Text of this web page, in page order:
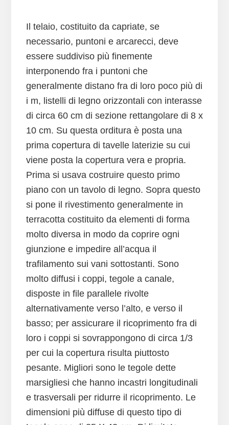
Il telaio, costituito da capriate, se
necessario, puntoni e arcarecci, deve
essere suddiviso più finemente
interponendo fra i puntoni che
generalmente distano fra di loro poco più di
i m, listelli di legno orizzontali con interasse
di circa 60 cm di sezione rettangolare di 8 x
10 cm. Su questa orditura è posta una
prima copertura di tavelle laterizie su cui
viene posta la copertura vera e propria.
Prima si usava costruire questo primo
piano con un tavolo di legno. Sopra questo
si pone il rivestimento generalmente in
terracotta costituito da elementi di forma
molto diversa in modo da coprire ogni
giunzione e impedire all’acqua il
trafilamento sui vani sottostanti. Sono
molto diffusi i coppi, tegole a canale,
disposte in file parallele rivolte
alternativamente verso l’alto, e verso il
basso; per assicurare il ricoprimento fra di
loro i coppi si sovrappongono di circa 1/3
per cui la copertura risulta piuttosto
pesante. Migliori sono le tegole dette
marsigliesi che hanno incastri longitudinali
e trasversali per ridurre il ricoprimento. Le
dimensioni più diffuse di questo tipo di